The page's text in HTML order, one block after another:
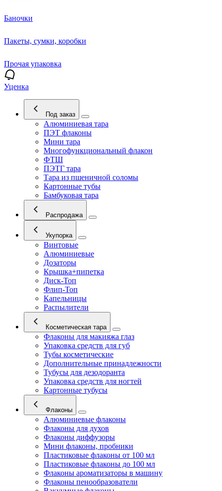
Баночки
Пакеты, сумки, коробки
Прочая упаковка
Уценка
Под заказ
Алюминиевая тара
ПЭТ флаконы
Мини тара
Многофункциональный флакон
ФТШ
ПЭТГ тара
Тара из пшеничной соломы
Картонные тубы
Бамбуковая тара
Распродажа
Укупорка
Винтовые
Алюминиевые
Дозаторы
Крышка+пипетка
Диск-Топ
Флип-Топ
Капельницы
Распылители
Косметическая тара
Флаконы для макияжа глаз
Упаковка средств для губ
Тубы косметические
Дополнительные принадлежности
Тубусы для дезодоранта
Упаковка средств для ногтей
Картонные тубусы
Флаконы
Алюминиевые флаконы
Флаконы для духов
Флаконы диффузоры
Мини флаконы, пробники
Пластиковые флаконы от 100 мл
Пластиковые флаконы до 100 мл
Флаконы ароматизаторы в машину
Флаконы пенообразователи